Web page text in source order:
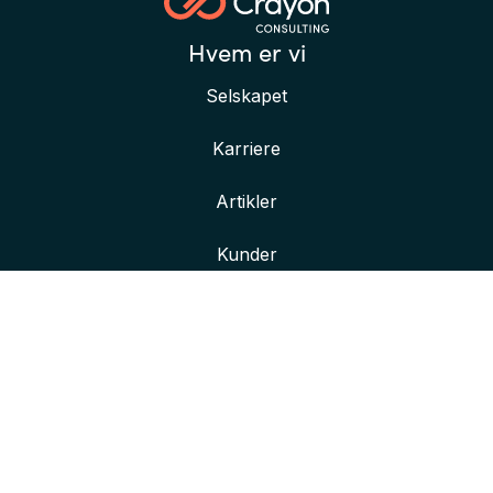
Hvem er vi
Selskapet
Karriere
Artikler
Kunder